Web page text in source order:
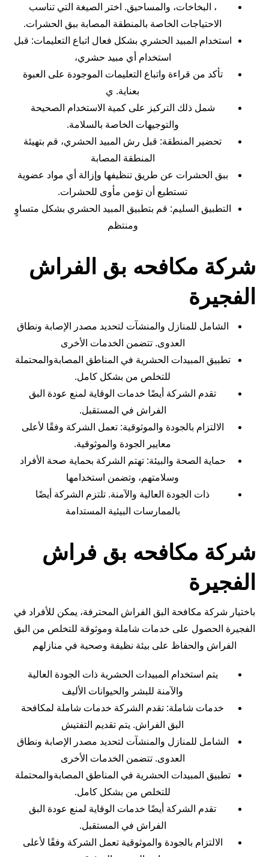
، البخاخات، والمساحيق. اختر الصيغة التي تناسب
الاحتياجات الخاصة بالمنطقة المصابة ببق الحشرات.
استخدام المبيد الحشري بشكل فعال اتباع التعليمات: قبل
استخدام أي مبيد حشري،
تأكد من قراءة واتباع التعليمات الموجودة على العبوة
بعناية. ي
شمل ذلك التركيز على كمية الاستخدام الصحيحة
والتوجيهات الخاصة بالسلامة.
تحضير المنطقة: قبل رش المبيد الحشري، قم بتهيئة
المنطقة المصابة
ببق الحشرات عن طريق تنظيفها وإزالة أي مواد عضوية
تستطيع أن تؤمن مأوى للحشرات.
التطبيق السليم: قم بتطبيق المبيد الحشري بشكل متساوٍ
ومنتظم
شركة مكافحه بق الفراش
الفجيرة
الشامل للمنازل والمنشآت لتحديد مصدر الإصابة ونطاق
العدوى. تتضمن الخدمات الأخرى
تطبيق المبيدات الحشرية في المناطق المصابةوالمحتملة
للتخلص من بشكل كامل.
تقدم الشركة أيضًا خدمات الوقاية لمنع عودة البق
الفراش في المستقبل.
الالتزام بالجودة والموثوقية: تعمل الشركة وفقًا لأعلى
معايير الجودة والموثوقية.
حماية الصحة والبيئة: تهتم الشركة بحماية صحة الأفراد
وسلامتهم، وتضمن استخدامها
ذات الجودة العالية والآمنة. تلتزم الشركة أيضًا
بالممارسات البيئية المستدامة
شركة مكافحه بق فراش
الفجيرة
باختيار شركة مكافحة البق الفراش المحترفة، يمكن للأفراد في
الفجيرة الحصول على خدمات شاملة وموثوقة للتخلص من البق
الفراش والحفاظ على بيئة نظيفة وصحية في منازلهم
يتم استخدام المبيدات الحشرية ذات الجودة العالية
والآمنة للبشر والحيوانات الأليف
خدمات شاملة: تقدم الشركة خدمات شاملة لمكافحة
البق الفراش. يتم تقديم التفتيش
الشامل للمنازل والمنشآت لتحديد مصدر الإصابة ونطاق
العدوى. تتضمن الخدمات الأخرى
تطبيق المبيدات الحشرية في المناطق المصابةوالمحتملة
للتخلص من بشكل كامل.
تقدم الشركة أيضًا خدمات الوقاية لمنع عودة البق
الفراش في المستقبل.
الالتزام بالجودة والموثوقية تعمل الشركة وفقًا لأعلى